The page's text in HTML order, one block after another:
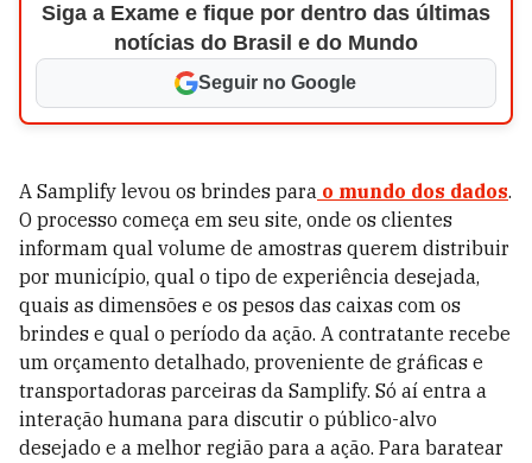
Siga a Exame e fique por dentro das últimas
notícias do Brasil e do Mundo
Seguir no Google
A Samplify levou os brindes para o mundo dos dados.
O processo começa em seu site, onde os clientes
informam qual volume de amostras querem distribuir
por município, qual o tipo de experiência desejada,
quais as dimensões e os pesos das caixas com os
brindes e qual o período da ação. A contratante recebe
um orçamento detalhado, proveniente de gráficas e
transportadoras parceiras da Samplify. Só aí entra a
interação humana para discutir o público-alvo
desejado e a melhor região para a ação. Para baratear